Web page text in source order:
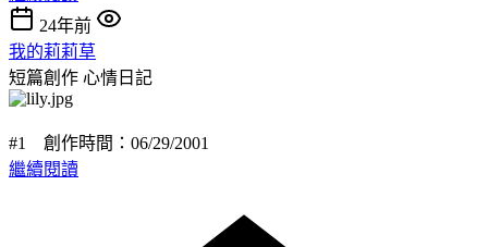
24年前
我的莉莉草
短篇創作 心情日記
#1 創作時間：06/29/2001
繼續閱讀